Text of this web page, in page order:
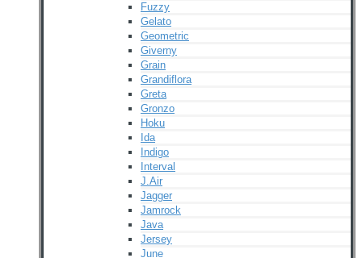
Fuzzy
Gelato
Geometric
Giverny
Grain
Grandiflora
Greta
Gronzo
Hoku
Ida
Indigo
Interval
J.Air
Jagger
Jamrock
Java
Jersey
June